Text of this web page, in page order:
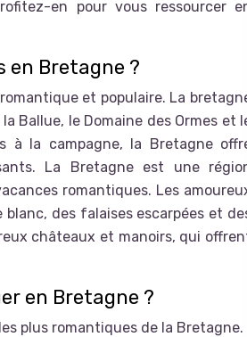
en pour vous ressourcer
en Bretagne ?
et populaire. La
Ballue, le Domaine des Ormes et
à la campagne, la Bretagne
La Bretagne est une
romantiques. Les
des falaises escarpées et
châteaux et manoirs, qui
en Bretagne ?
plus romantiques de la Bretagne.